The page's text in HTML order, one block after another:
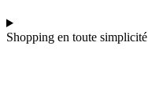
Shopping en toute simplicité